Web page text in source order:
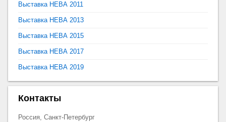
Выставка НЕВА 2011
Выставка НЕВА 2013
Выставка НЕВА 2015
Выставка НЕВА 2017
Выставка НЕВА 2019
Контакты
Россия, Санкт-Петербург